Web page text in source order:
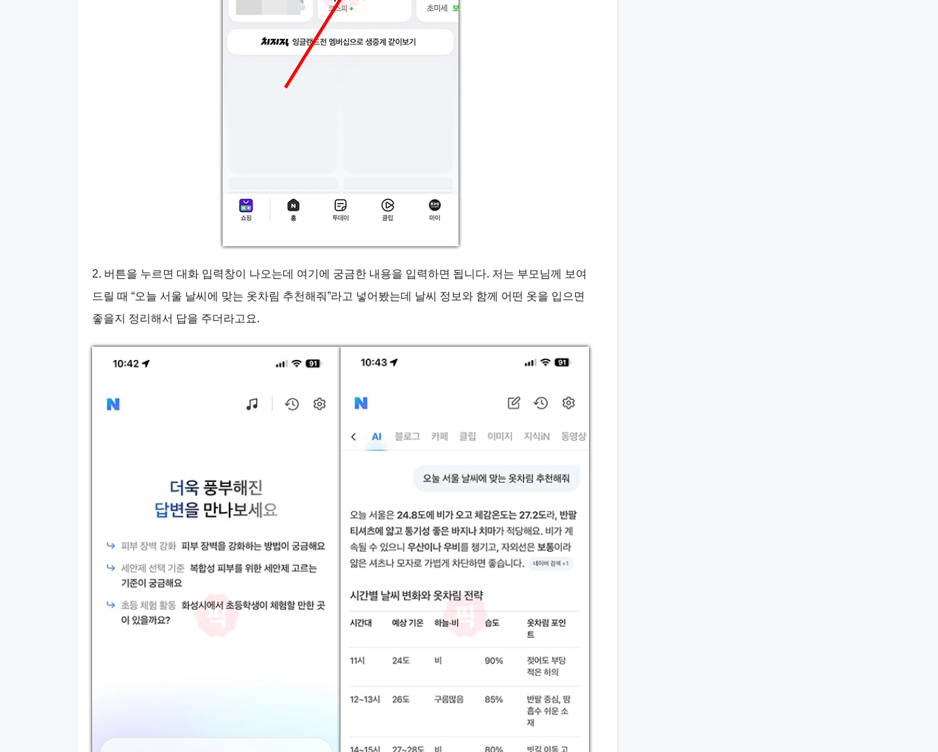
2. 버튼을 누르면 대화 입력창이 나오는데 여기에 궁금한 내용을 입력하면 됩니다. 저는 부모님께 보여
드릴 때 “오늘 서울 날씨에 맞는 옷차림 추천해줘”라고 넣어봤는데 날씨 정보와 함께 어떤 옷을 입으면
좋을지 정리해서 답을 주더라고요.